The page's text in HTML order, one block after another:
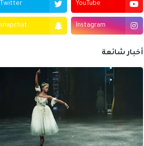
YouTube
Twitter
Instagram
snapchat
أخبار شائعة